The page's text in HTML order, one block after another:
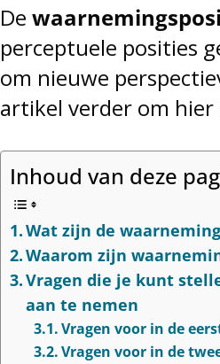
De
perceptuele posities
om nieuwe
artikel verder om
Inhoud van deze
Wat zijn de
Waarom zijn
Vragen die je kunt
aan te nemen
Vragen voor in de
Vragen voor in de